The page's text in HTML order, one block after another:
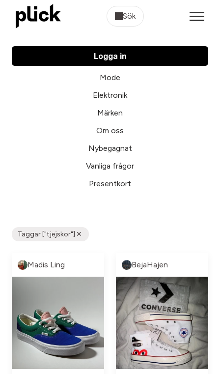
Sök
Logga in
Mode
Elektronik
Märken
Om oss
Nybegagnat
Vanliga frågor
Presentkort
Taggar ["tjejskor"]
Madis Ling BejaHajen